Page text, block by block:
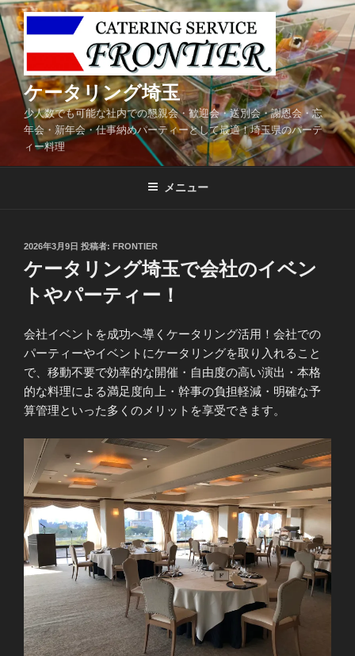
コ
ン
テ
ン
へ
ケータリング埼玉
少人数でも可能な社内での懇親会・歓迎会・送別会・謝恩会・忘
年会・新年会・仕事納めパーティーとして最適！埼玉県のパーテ
ィー料理
メニュー
投
稿
日:
2026年3月9日 投稿者: FRONTIER
ケータリング埼玉で会社のイベン
トやパーティー！
会社イベントを成功へ導くケータリング活用！会社での
パーティーやイベントにケータリングを取り入れること
で、移動不要で効率的な開催・自由度の高い演出・本格
的な料理による満足度向上・幹事の負担軽減・明確な予
算管理といった多くのメリットを享受できます。